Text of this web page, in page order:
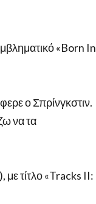
«Born In
ο Σπρίνγκστιν.
να τα
με τίτλο «Tracks II: